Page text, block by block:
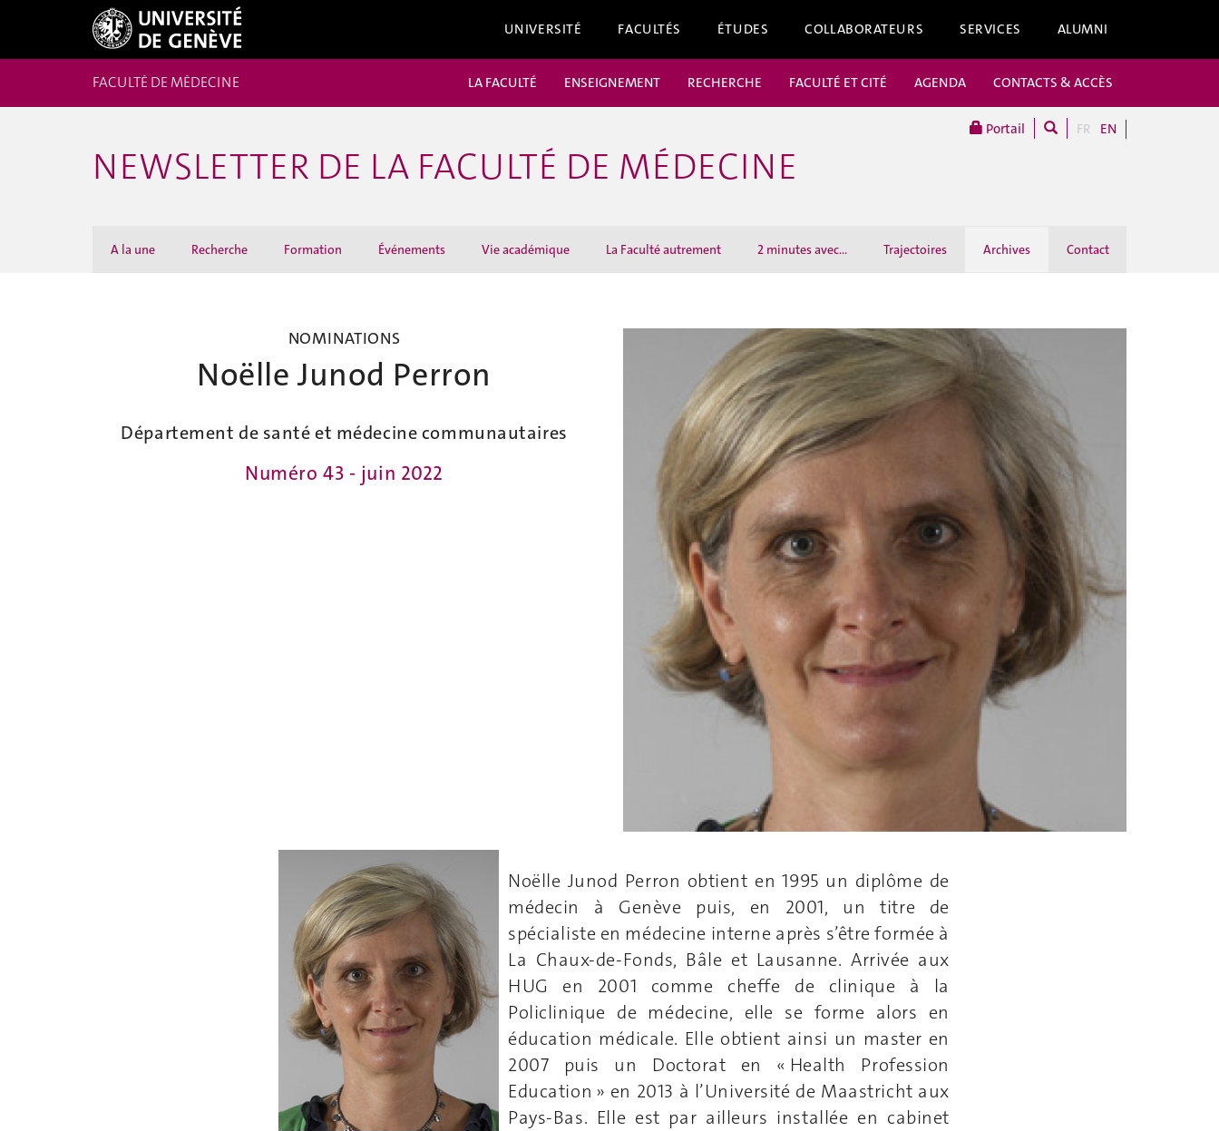
UNIVERSITÉ FACULTÉS ÉTUDES COLLABORATEURS SERVICES ALUMNI
Portail FR EN
FACULTÉ DE MÉDECINE LA FACULTÉ ENSEIGNEMENT RECHERCHE FACULTÉ ET CITÉ AGENDA CONTACTS & ACCÈS
NEWSLETTER DE LA FACULTÉ DE MÉDECINE
A la une Recherche Formation Événements Vie académique La Faculté autrement 2 minutes avec... Trajectoires Archives Contact
NOMINATIONS
Noëlle Junod Perron
Département de santé et médecine communautaires
Numéro 43 - juin 2022
Noëlle Junod Perron obtient en 1995 un diplôme de
médecin à Genève puis, en 2001, un titre de
spécialiste en médecine interne après s’être formée à
La Chaux-de-Fonds, Bâle et Lausanne. Arrivée aux
HUG en 2001 comme cheffe de clinique à la
Policlinique de médecine, elle se forme alors en
éducation médicale. Elle obtient ainsi un master en
2007 puis un Doctorat en « Health Profession
Education » en 2013 à l’Université de Maastricht aux
Pays-Bas. Elle est par ailleurs installée en cabinet